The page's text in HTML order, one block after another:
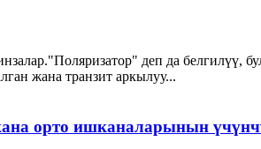
деп да белгилүү,
жана транзит аркылуу...
орто ишканаларынын